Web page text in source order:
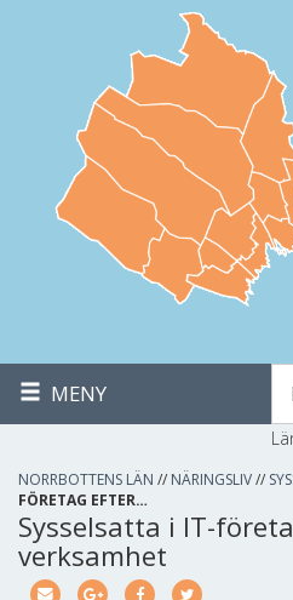
MENY
NORRBOTTENS LÄN // NÄRINGSLIV//
FÖRETAG EFTER…
Sysselsatta i IT-
verksamhet